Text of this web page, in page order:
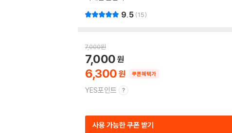
9.5 15
7,000원
6,300
7,000
쿠폰혜택가
YES포인트
사용 가능한 쿠폰 받기